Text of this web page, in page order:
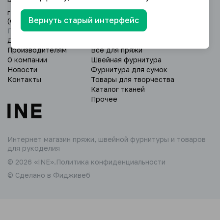
Интернет магазин пряжи, швейной фурнитуры и товаров
для рукоделия
© 2026 «INE».Политика конфиденциальности
© Сделано в Фидживеб
Доставка и оплата
Производителям
О компании
Новости
Контакты
Всё для пряжи
Швейная фурнитура
Фурнитура для сумок
Товары для творчества
Каталог тканей
Прочее
г. Уфа, Дёмский р-н, ул. Глазовская 24/3
(оптовый склад).
Пн - Вс: 9:00 - 18:00.
Вернуть старый интерфейс